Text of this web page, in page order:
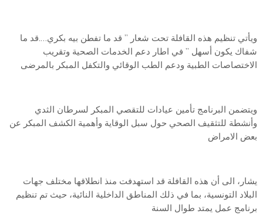
ويأتي تنظيم هذه القافلة تحت شعار ” قد ما تفطن بيه بكري….قد ما
شفاك يكون أسهل ” في اطار دعم الخدمات الصحية وتقريب
الاختصاصات الطبية ودعم الطب الوقائي والتكفل المبكر بالمرضى
ويتضمن البرنامج تأمين عيادات للتقصي المبكر لسرطان الثدي
وأنشطة للتثقيف الصحي حول سبل الوقاية وأهمية الكشف المبكر عن
بعض الامراض
يشار، الى أن هذه القافلة قد استهدفت منذ انطلاقها مختلف جهات
البلاد التونسية، بما في ذلك المناطق الداخلية النائية، حيث تم تنظيم
برنامج عمل يمتد طوال السنة